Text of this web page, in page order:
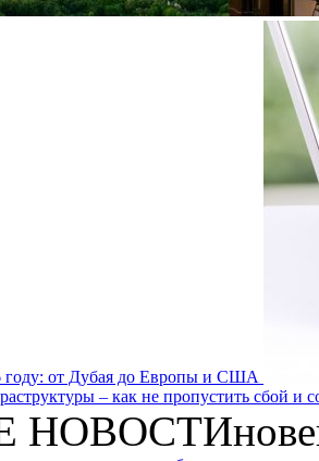
году: от Дубая до Европы и США
– как не пропустить сбой и
НОВОСТИ